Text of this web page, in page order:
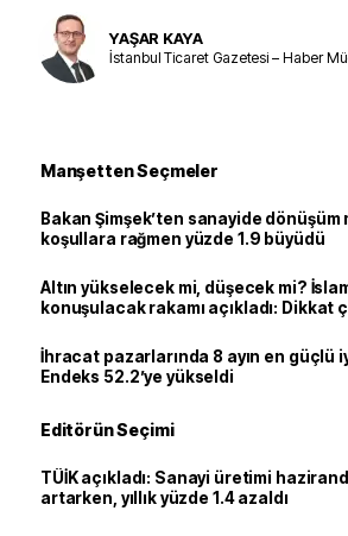
YAŞAR KAYA
İstanbul Ticaret Gazetesi – Haber
Manşetten Seçmeler
Bakan Şimşek’ten sanayide dönüşüm
koşullara rağmen yüzde 1.9 büyüdü
Altın yükselecek mi, düşecek mi?
konuşulacak rakamı açıkladı: Dikkat
İhracat pazarlarında 8 ayın en güçlü
Endeks 52.2’ye yükseldi
Editörün Seçimi
TÜİK açıkladı: Sanayi üretimi
artarken, yıllık yüzde 1.4 azaldı